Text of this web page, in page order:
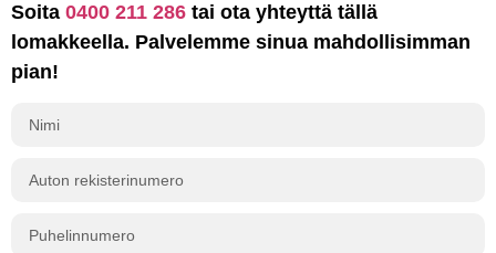
Soita 0400 211 286 tai ota yhteyttä tällä
lomakkeella. Palvelemme sinua mahdollisimman
pian!